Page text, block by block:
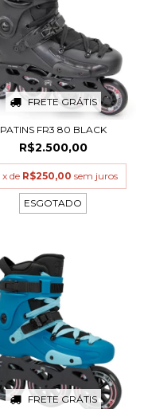
FRETE GRÁTIS
PATINS FR3 80 BLACK
R$2.500,00
x de R$250,00 sem juros
ESGOTADO
FRETE GRÁTIS